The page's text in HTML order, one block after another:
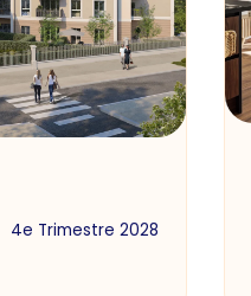
4e Trimestre 2028